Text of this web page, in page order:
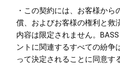
・この契約には、お客様か
償、およびお客様の権利と救
内容は限定されません。
ントに関連するすべての紛争
って決定されることに同意す